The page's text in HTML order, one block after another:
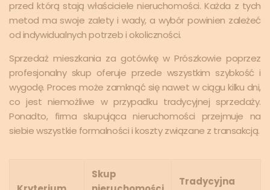
przed którą stają właściciele nieruchomości. Każda z tych
metod ma swoje zalety i wady, a wybór powinien zależeć
od indywidualnych potrzeb i okoliczności.
Sprzedaż mieszkania za gotówkę w Prószkowie poprzez
profesjonalny skup oferuje przede wszystkim szybkość i
wygodę. Proces może zamknąć się nawet w ciągu kilku dni,
co jest niemożliwe w przypadku tradycyjnej sprzedaży.
Ponadto, firma skupująca nieruchomości przejmuje na
siebie wszystkie formalności i koszty związane z transakcją.
Skup
Tradycyjna